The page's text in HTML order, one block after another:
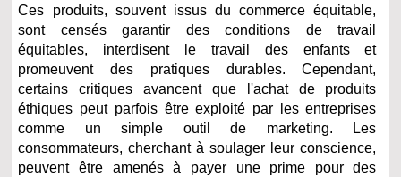
Ces produits, souvent issus du commerce équitable,
sont censés garantir des conditions de travail
équitables, interdisent le travail des enfants et
promeuvent des pratiques durables. Cependant,
certains critiques avancent que l'achat de produits
éthiques peut parfois être exploité par les entreprises
comme un simple outil de marketing. Les
consommateurs, cherchant à soulager leur conscience,
peuvent être amenés à payer une prime pour des